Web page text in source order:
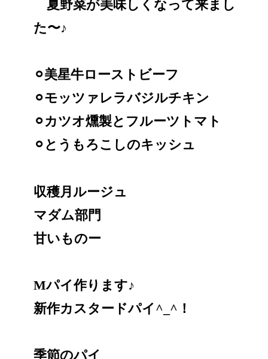
夏野菜が美味しくなって来まし
た〜♪
⚪︎美星牛ローストビーフ
⚪︎モッツァレラバジルチキン
⚪︎カツオ燻製とフルーツトマト
⚪︎とうもろこしのキッシュ
収穫月ルージュ
マダム部門
甘いものー
Mパイ作ります♪
新作カスタードパイ^_^！
季節のパイ